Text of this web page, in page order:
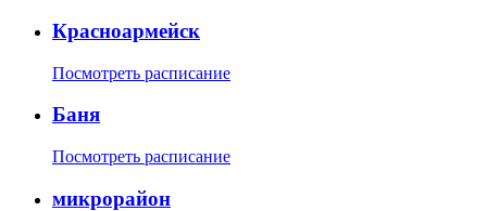
Красноармейск
Посмотреть расписание
Баня
Посмотреть расписание
микрорайон